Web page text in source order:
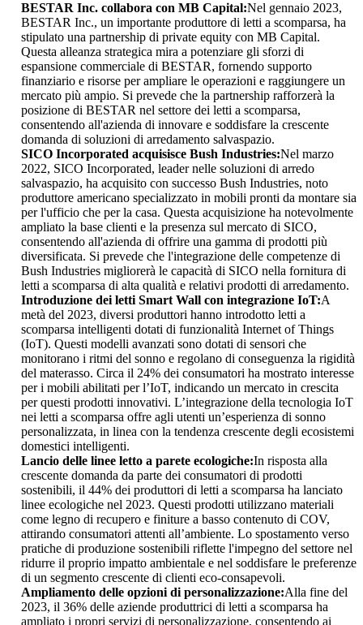
BESTAR Inc. collabora con MB Capital:Nel gennaio 2023,
BESTAR Inc., un importante produttore di letti a scomparsa, ha
stipulato una partnership di private equity con MB Capital.
Questa alleanza strategica mira a potenziare gli sforzi di
espansione commerciale di BESTAR, fornendo supporto
finanziario e risorse per ampliare le operazioni e raggiungere un
mercato più ampio. Si prevede che la partnership rafforzerà la
posizione di BESTAR nel settore dei letti a scomparsa,
consentendo all'azienda di innovare e soddisfare la crescente
domanda di soluzioni di arredamento salvaspazio.
SICO Incorporated acquisisce Bush Industries:Nel marzo
2022, SICO Incorporated, leader nelle soluzioni di arredo
salvaspazio, ha acquisito con successo Bush Industries, noto
produttore americano specializzato in mobili pronti da montare sia
per l'ufficio che per la casa. Questa acquisizione ha notevolmente
ampliato la base clienti e la presenza sul mercato di SICO,
consentendo all'azienda di offrire una gamma di prodotti più
diversificata. Si prevede che l'integrazione delle competenze di
Bush Industries migliorerà le capacità di SICO nella fornitura di
letti a scomparsa di alta qualità e relativi prodotti di arredamento.
Introduzione dei letti Smart Wall con integrazione IoT:A
metà del 2023, diversi produttori hanno introdotto letti a
scomparsa intelligenti dotati di funzionalità Internet of Things
(IoT). Questi modelli avanzati sono dotati di sensori che
monitorano i ritmi del sonno e regolano di conseguenza la rigidità
del materasso. Circa il 24% dei consumatori ha mostrato interesse
per i mobili abilitati per l’IoT, indicando un mercato in crescita
per questi prodotti innovativi. L’integrazione della tecnologia IoT
nei letti a scomparsa offre agli utenti un’esperienza di sonno
personalizzata, in linea con la tendenza crescente degli ecosistemi
domestici intelligenti.
Lancio delle linee letto a parete ecologiche:In risposta alla
crescente domanda da parte dei consumatori di prodotti
sostenibili, il 44% dei produttori di letti a scomparsa ha lanciato
linee ecologiche nel 2023. Questi prodotti utilizzano materiali
come legno di recupero e finiture a basso contenuto di COV,
attirando consumatori attenti all’ambiente. Lo spostamento verso
pratiche di produzione sostenibili riflette l'impegno del settore nel
ridurre il proprio impatto ambientale e nel soddisfare le preferenze
di un segmento crescente di clienti eco-consapevoli.
Ampliamento delle opzioni di personalizzazione:Alla fine del
2023, il 36% delle aziende produttrici di letti a scomparsa ha
ampliato i propri servizi di personalizzazione, consentendo ai